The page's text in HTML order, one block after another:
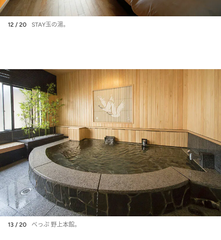
12 / 20 STAY玉の湯。
13 / 20 べっぷ 野上本館。